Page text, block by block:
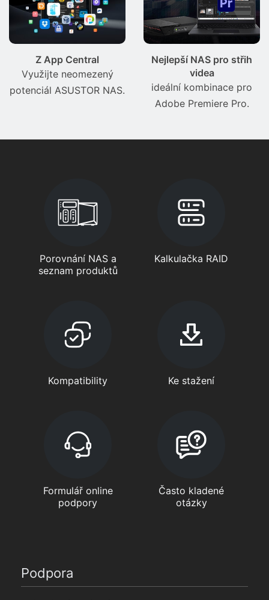
Z App Central
Využijte neomezený
potenciál ASUSTOR NAS.
Nejlepší NAS pro střih
videa
ideální kombinace pro
Adobe Premiere Pro.
Porovnání NAS a
seznam produktů
Kalkulačka RAID
Kompatibility Ke stažení
Formulář online
podpory
Často kladené
otázky
Podpora